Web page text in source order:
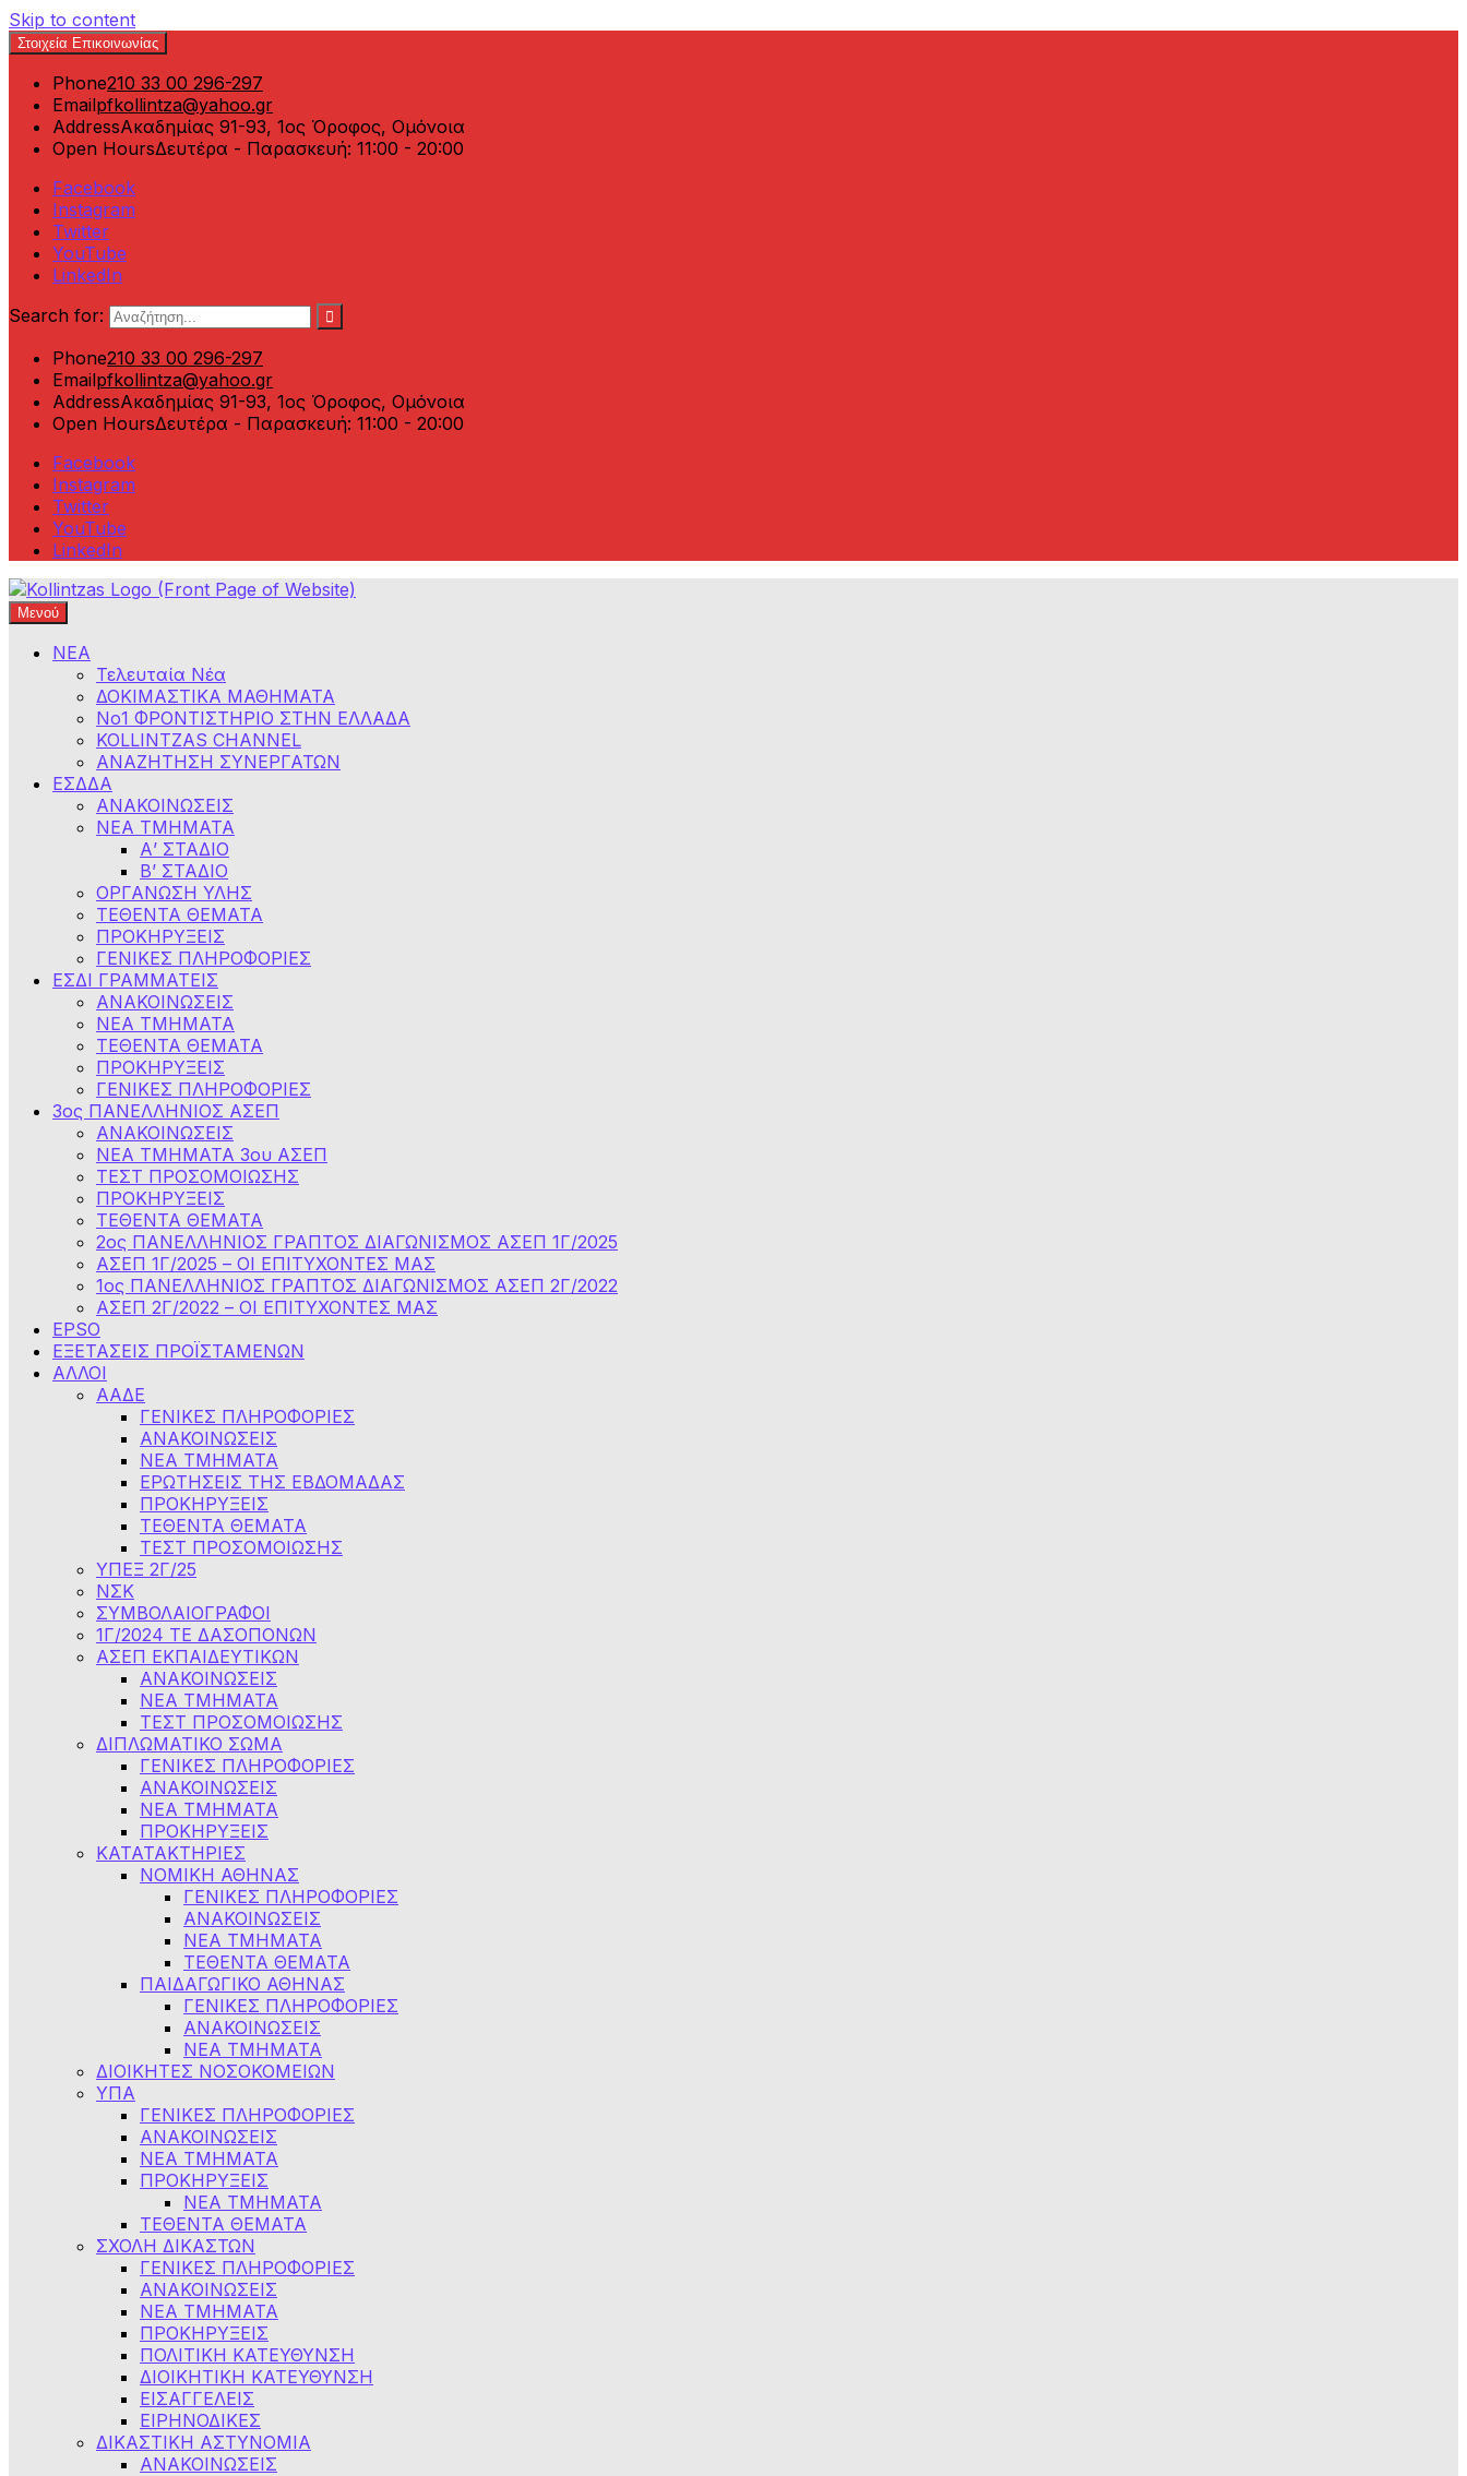
Skip to content
Στοιχεία Επικοινωνίας
Phone210 33 00 296-297
Emailpfkollintza@yahoo.gr
AddressΑκαδημίας 91-93, 1ος Όροφος, Ομόνοια
Open HoursΔευτέρα - Παρασκευή: 11:00 - 20:00
Facebook
Instagram
Twitter
YouTube
LinkedIn
Search for:
Phone210 33 00 296-297
Emailpfkollintza@yahoo.gr
AddressΑκαδημίας 91-93, 1ος Όροφος, Ομόνοια
Open HoursΔευτέρα - Παρασκευή: 11:00 - 20:00
Facebook
Instagram
Twitter
YouTube
LinkedIn
Φροντιστήρια Κολλίντζα – Διαγωνισμοί Δημοσίου
ΕΣΔΔΑ – ΑΣΕΠ – ΑΑΔΕ – ΕΣΔΙ – ΥΠΕΞ
Μενού
ΝΕΑ
Τελευταία Νέα
ΔΟΚΙΜΑΣΤΙΚΑ ΜΑΘΗΜΑΤΑ
Νο1 ΦΡΟΝΤΙΣΤΗΡΙΟ ΣΤΗΝ ΕΛΛΑΔΑ
KOLLINTZAS CHANNEL
ΑΝΑΖΗΤΗΣΗ ΣΥΝΕΡΓΑΤΩΝ
ΕΣΔΔΑ
ΑΝΑΚΟΙΝΩΣΕΙΣ
ΝΕΑ ΤΜΗΜΑΤΑ
Α’ ΣΤΑΔΙΟ
Β’ ΣΤΑΔΙΟ
ΟΡΓΑΝΩΣΗ ΥΛΗΣ
ΤΕΘΕΝΤΑ ΘΕΜΑΤΑ
ΠΡΟΚΗΡΥΞΕΙΣ
ΓΕΝΙΚΕΣ ΠΛΗΡΟΦΟΡΙΕΣ
ΕΣΔΙ ΓΡΑΜΜΑΤΕΙΣ
ΑΝΑΚΟΙΝΩΣΕΙΣ
ΝΕΑ ΤΜΗΜΑΤΑ
ΤΕΘΕΝΤΑ ΘΕΜΑΤΑ
ΠΡΟΚΗΡΥΞΕΙΣ
ΓΕΝΙΚΕΣ ΠΛΗΡΟΦΟΡΙΕΣ
3ος ΠΑΝΕΛΛΗΝΙΟΣ ΑΣΕΠ
ΑΝΑΚΟΙΝΩΣΕΙΣ
ΝΕΑ ΤΜΗΜΑΤΑ 3ου ΑΣΕΠ
ΤΕΣΤ ΠΡΟΣΟΜΟΙΩΣΗΣ
ΠΡΟΚΗΡΥΞΕΙΣ
ΤΕΘΕΝΤΑ ΘΕΜΑΤΑ
2ος ΠΑΝΕΛΛΗΝΙΟΣ ΓΡΑΠΤΟΣ ΔΙΑΓΩΝΙΣΜΟΣ ΑΣΕΠ 1Γ/2025
ΑΣΕΠ 1Γ/2025 – ΟΙ ΕΠΙΤΥΧΟΝΤΕΣ ΜΑΣ
1ος ΠΑΝΕΛΛΗΝΙΟΣ ΓΡΑΠΤΟΣ ΔΙΑΓΩΝΙΣΜΟΣ ΑΣΕΠ 2Γ/2022
ΑΣΕΠ 2Γ/2022 – ΟΙ ΕΠΙΤΥΧΟΝΤΕΣ ΜΑΣ
EPSO
ΕΞΕΤΑΣΕΙΣ ΠΡΟΪΣΤΑΜΕΝΩΝ
ΑΛΛΟΙ
ΑΑΔΕ
ΓΕΝΙΚΕΣ ΠΛΗΡΟΦΟΡΙΕΣ
ΑΝΑΚΟΙΝΩΣΕΙΣ
NEA TMHMATA
ΕΡΩΤΗΣΕΙΣ ΤΗΣ ΕΒΔΟΜΑΔΑΣ
ΠΡΟΚΗΡΥΞΕΙΣ
ΤΕΘΕΝΤΑ ΘΕΜΑΤΑ
ΤΕΣΤ ΠΡΟΣΟΜΟΙΩΣΗΣ
ΥΠΕΞ 2Γ/25
ΝΣΚ
ΣΥΜΒΟΛΑΙΟΓΡΑΦΟΙ
1Γ/2024 ΤΕ ΔΑΣΟΠΟΝΩΝ
ΑΣΕΠ ΕΚΠΑΙΔΕΥΤΙΚΩΝ
ΑΝΑΚΟΙΝΩΣΕΙΣ
ΝΕΑ ΤΜΗΜΑΤΑ
ΤΕΣΤ ΠΡΟΣΟΜΟΙΩΣΗΣ
ΔΙΠΛΩΜΑΤΙΚΟ ΣΩΜΑ
ΓΕΝΙΚΕΣ ΠΛΗΡΟΦΟΡΙΕΣ
ΑΝΑΚΟΙΝΩΣΕΙΣ
ΝΕΑ ΤΜΗΜΑΤΑ
ΠΡΟΚΗΡΥΞΕΙΣ
ΚΑΤΑΤΑΚΤΗΡΙΕΣ
ΝΟΜΙΚΗ ΑΘΗΝΑΣ
ΓΕΝΙΚΕΣ ΠΛΗΡΟΦΟΡΙΕΣ
ΑΝΑΚΟΙΝΩΣΕΙΣ
ΝΕΑ ΤΜΗΜΑΤΑ
ΤΕΘΕΝΤΑ ΘΕΜΑΤΑ
ΠΑΙΔΑΓΩΓΙΚΟ ΑΘΗΝΑΣ
ΓΕΝΙΚΕΣ ΠΛΗΡΟΦΟΡΙΕΣ
ΑΝΑΚΟΙΝΩΣΕΙΣ
ΝΕΑ ΤΜΗΜΑΤΑ
ΔΙΟΙΚΗΤΕΣ ΝΟΣΟΚΟΜΕΙΩΝ
ΥΠΑ
ΓΕΝΙΚΕΣ ΠΛΗΡΟΦΟΡΙΕΣ
ΑΝΑΚΟΙΝΩΣΕΙΣ
NEA TMHMATA
ΠΡΟΚΗΡΥΞΕΙΣ
ΝΕΑ ΤΜΗΜΑΤΑ
ΤΕΘΕΝΤΑ ΘΕΜΑΤΑ
ΣΧΟΛΗ ΔΙΚΑΣΤΩΝ
ΓΕΝΙΚΕΣ ΠΛΗΡΟΦΟΡΙΕΣ
ΑΝΑΚΟΙΝΩΣΕΙΣ
ΝΕΑ ΤΜΗΜΑΤΑ
ΠΡΟΚΗΡΥΞΕΙΣ
ΠΟΛΙΤΙΚΗ ΚΑΤΕΥΘΥΝΣΗ
ΔΙΟΙΚΗΤΙΚΗ ΚΑΤΕΥΘΥΝΣΗ
ΕΙΣΑΓΓΕΛΕΙΣ
ΕΙΡΗΝΟΔΙΚΕΣ
ΔΙΚΑΣΤΙΚΗ ΑΣΤΥΝΟΜΙΑ
ΑΝΑΚΟΙΝΩΣΕΙΣ